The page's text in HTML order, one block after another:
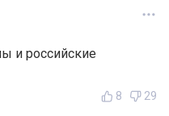
и российские
8 29